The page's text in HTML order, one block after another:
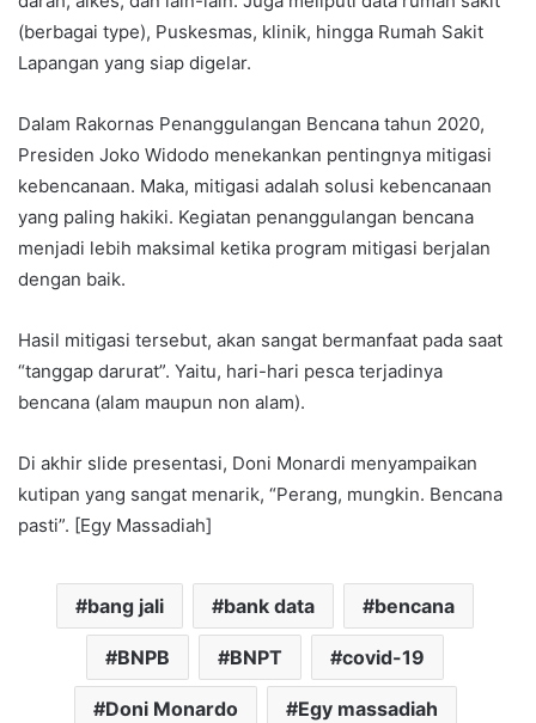
(berbagai type), Puskesmas, klinik, hingga Rumah Sakit
Lapangan yang siap digelar.
Dalam Rakornas Penanggulangan Bencana tahun 2020,
Presiden Joko Widodo menekankan pentingnya mitigasi
kebencanaan. Maka, mitigasi adalah solusi kebencanaan
yang paling hakiki. Kegiatan penanggulangan bencana
menjadi lebih maksimal ketika program mitigasi berjalan
dengan baik.
Hasil mitigasi tersebut, akan sangat bermanfaat pada saat
“tanggap darurat”. Yaitu, hari-hari pesca terjadinya
bencana (alam maupun non alam).
Di akhir slide presentasi, Doni Monardi menyampaikan
kutipan yang sangat menarik, “Perang, mungkin. Bencana
pasti”. [Egy Massadiah]
bang jali bank data bencana
BNPB BNPT covid-19
Doni Monardo Egy massadiah